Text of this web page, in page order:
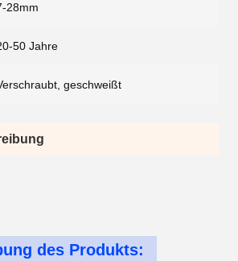
28mm
50 Jahre
geschweißt
des Produkts: